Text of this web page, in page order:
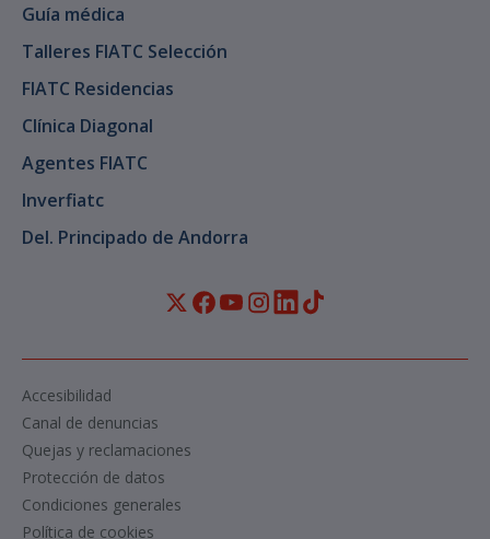
Guía médica
Talleres FIATC Selección
FIATC Residencias
Clínica Diagonal
Agentes FIATC
Inverfiatc
Del. Principado de Andorra
Política de cookies
Condiciones generales
Protección de datos
Quejas y reclamaciones
Canal de denuncias
Accesibilidad